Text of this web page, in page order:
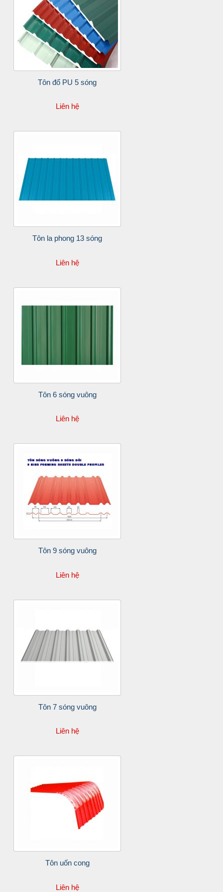
Tôn đổ PU 5 sóng
Liên hệ
Tôn la phong 13 sóng
Liên hệ
Tôn 6 sóng vuông
Liên hệ
Tôn 9 sóng vuông
Liên hệ
Tôn 7 sóng vuông
Liên hệ
Tôn uốn cong
Liên hệ